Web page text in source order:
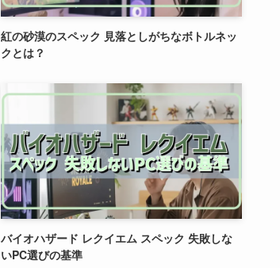
紅の砂漠のスペック 見落としがちなボトルネッ
クとは？
バイオハザード レクイエム スペック 失敗しな
いPC選びの基準